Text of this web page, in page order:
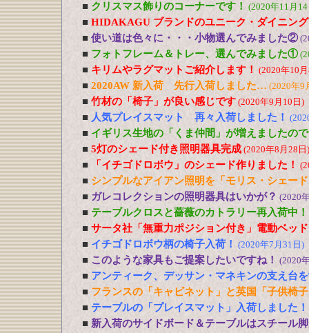
■ クリスマス飾りのコーナーです！ (2020年11月
■ HIDAKAGU ブランドのユニーク・ダイニン
■ 使い道は色々に・・・小物選んでみました②
■ フォトフレーム＆トレー、選んでみました①
■ キリムやラグマットご紹介します！ (2020年10
■ 2020AW 新入荷 先行入荷しました… (2020年9
■ 竹材の「椅子」が良い感じです (2020年9月10日)
■ 人気プレイスマット 再々入荷しました！
■ イギリス生地の「くま仲間」が増えましたの
■ 5灯のシェード付き照明器具完成 (2020年8月28日)
■ 「イチゴドロボウ」のシェード作りました！
■ シンプルなアイアン照明を「モリス・シェー
■ ガレコレクションの照明器具はいかが？ (2020
■ テーブルクロスと薔薇のカトラリー再入荷中！
■ サータ社「無重力ポジション付き」電動ベッ
■ イチゴドロボウ柄の椅子入荷！ (2020年7月31日)
■ このような家具もご提案したいですね！ (2020
■ アンティーク、デッサン・マネキンの支え台
■ フランスの「キャビネット」と英国「子供椅
■ テーブルの「プレイスマット」入荷しました！
■ 新入荷のサイドボード＆テーブルはスチール